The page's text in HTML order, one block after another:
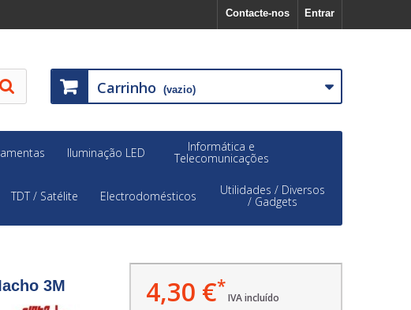
Entrar
Contacte-nos
Carrinho (vazio)
Iluminação LED Informática e
Telecomunicações
TDT / Satélite Electrodomésticos Utilidades / Diversos
/ Gadgets
3M 4,30 €*
IVA incluído